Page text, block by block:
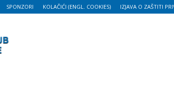
SPONZORI KOLAČIĆI (ENGL. COOKIES) IZJAVA O ZAŠTITI